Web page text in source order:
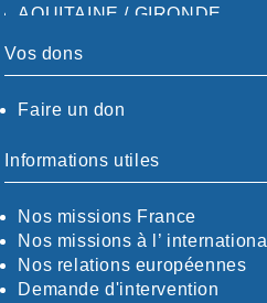
AQUITAINE / GIRONDE
AUDE
CALVADOS-ORNE
CHARENTE-MARITIME
CÖTE-D'OR
CÖTES-D'ARMOR
DORDOGNE
DRÖME / ARDÈCHE
ESSONNE
Vos dons
Faire un don
Informations utiles
Nos missions France
Nos missions à l’ international
Nos relations européennes
Demande d'intervention